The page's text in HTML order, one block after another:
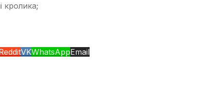
кролика;
VKWhatsAppEmail